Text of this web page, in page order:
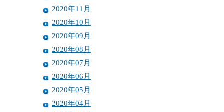
2020年11月
2020年10月
2020年09月
2020年08月
2020年07月
2020年06月
2020年05月
2020年04月